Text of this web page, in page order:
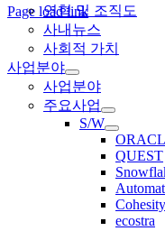
연혁 및 조직도
사내뉴스
사회적 가치
사업분야
사업분야
주요사업
S/W
QUEST
Cohesity
ecostra
Page load link
Top